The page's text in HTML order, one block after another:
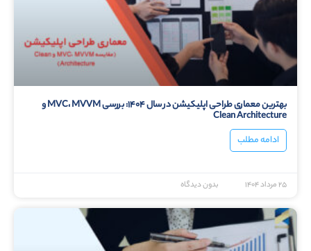
بهترین معماری طراحی اپلیکیشن در سال ۱۴۰۴: بررسی MVC، MVVM و
Clean Architecture
ادامه مطلب
۲۵ مرداد ۱۴۰۴ بدون دیدگاه